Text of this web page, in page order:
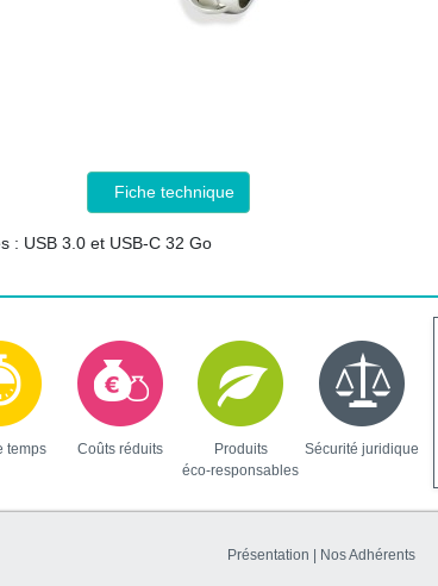
Fiche technique
: USB 3.0 et USB-C 32 Go
temps Coûts réduits
Produits
éco-responsables
Sécurité juridique
Présentation Nos Adhérents